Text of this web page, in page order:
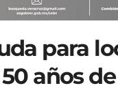
para
años